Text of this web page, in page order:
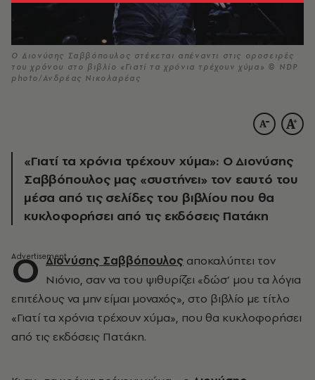
Ο Διονύσης Σαββόπουλος στέκεται απέναντι στις οροσειρές
του χρόνου στο βιβλίο «Γιατί τα χρόνια τρέχουν χύμα» © NDP
photo/Ανδρέας Νικολαρέας
«Γιατί τα χρόνια τρέχουν χύμα»: Ο Διονύσης
Σαββόπουλος μας «συστήνει» τον εαυτό του
μέσα από τις σελίδες του βιβλίου που θα
κυκλοφορήσει από τις εκδόσεις Πατάκη
Ο Διονύσης Σαββόπουλος αποκαλύπτει τον
Νιόνιο, σαν να του ψιθυρίζει «δώσ’ μου τα λόγια
επιτέλους να μην είμαι μοναχός», στο βιβλίο με τίτλο
«Γιατί τα χρόνια τρέχουν χύμα», που θα κυκλοφορήσει
από τις εκδόσεις Πατάκη.